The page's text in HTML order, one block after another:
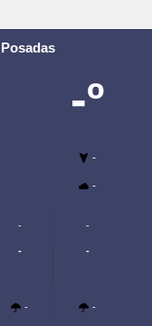
Posadas
-º
-
-
-
-
-
-
-
-